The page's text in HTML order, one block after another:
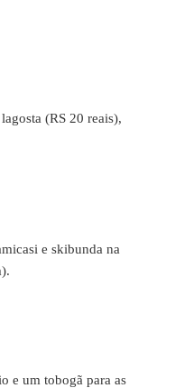
(RS 20 reais),
e skibunda na
e um tobogã para as